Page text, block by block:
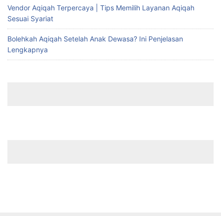
Vendor Aqiqah Terpercaya | Tips Memilih Layanan Aqiqah
Sesuai Syariat
Bolehkah Aqiqah Setelah Anak Dewasa? Ini Penjelasan
Lengkapnya